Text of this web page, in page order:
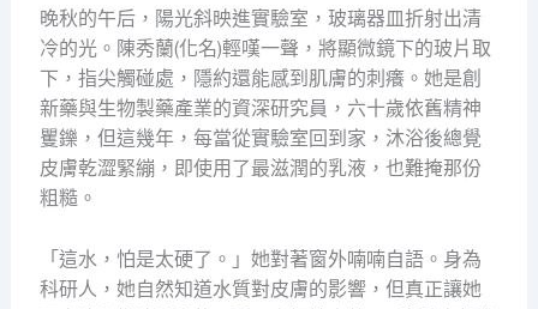
晚秋的午后，陽光斜映進實驗室，玻璃器皿折射出清
冷的光。陳秀蘭(化名)輕嘆一聲，將顯微鏡下的玻片取
下，指尖觸碰處，隱約還能感到肌膚的刺癢。她是創
新藥與生物製藥產業的資深研究員，六十歲依舊精神
矍鑠，但這幾年，每當從實驗室回到家，沐浴後總覺
皮膚乾澀緊繃，即使用了最滋潤的乳液，也難掩那份
粗糙。
「這水，怕是太硬了。」她對著窗外喃喃自語。身為
科研人，她自然知道水質對皮膚的影響，但真正讓她